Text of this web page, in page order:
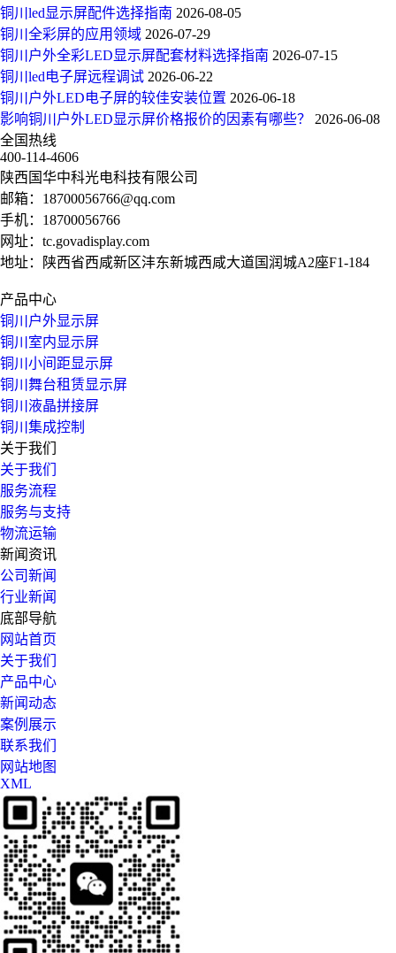
铜川led显示屏配件选择指南 2026-08-05
铜川全彩屏的应用领域 2026-07-29
铜川户外全彩LED显示屏配套材料选择指南 2026-07-15
铜川led电子屏远程调试 2026-06-22
铜川户外LED电子屏的较佳安装位置 2026-06-18
影响铜川户外LED显示屏价格报价的因素有哪些？ 2026-06-08
全国热线
400-114-4606
陕西国华中科光电科技有限公司
邮箱： 18700056766@qq.com
手机： 18700056766
网址： tc.govadisplay.com
地址：陕西省西咸新区沣东新城西咸大道国润城A2座F1-184
产品中心
铜川户外显示屏
铜川室内显示屏
铜川小间距显示屏
铜川舞台租赁显示屏
铜川液晶拼接屏
铜川集成控制
关于我们
关于我们
服务流程
服务与支持
物流运输
新闻资讯
公司新闻
行业新闻
底部导航
网站首页
关于我们
产品中心
新闻动态
案例展示
联系我们
网站地图
XML